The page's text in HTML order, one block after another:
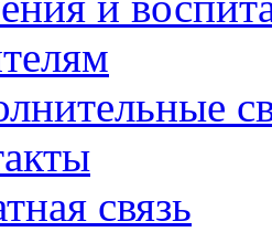
связь